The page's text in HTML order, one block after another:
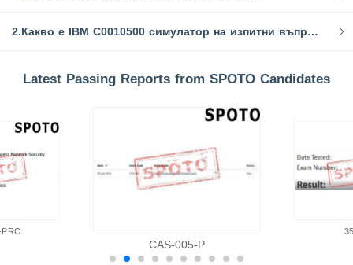
2.Какво е IBM C0010500 симулатор на изпитни въпроси и практически изпит
Latest Passing Reports from SPOTO Candidates
CAS-005-P